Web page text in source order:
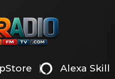
Alexa Skill